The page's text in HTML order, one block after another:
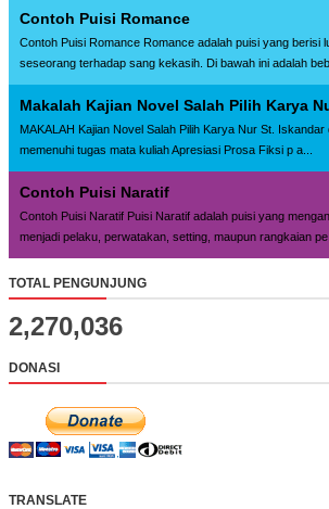
Contoh Puisi Romance
Contoh Puisi Romance Romance adalah puisi yang berisi
seseorang terhadap sang kekasih. Di bawah ini adalah
Makalah Kajian Novel Salah Pilih Karya
MAKALAH Kajian Novel Salah Pilih Karya Nur St. Iskandar
memenuhi tugas mata kuliah Apresiasi Prosa Fiksi p a...
Contoh Puisi Naratif
Contoh Puisi Naratif Puisi Naratif adalah puisi yang
menjadi pelaku, perwatakan, setting, maupun rangkaian
TOTAL PENGUNJUNG
2,270,036
DONASI
TRANSLATE